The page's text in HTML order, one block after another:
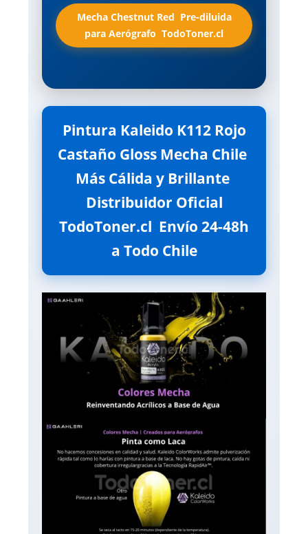
Mecha Chestnut Red  Pre-diluida
para Aerógrafo  TodoToner.cl
Pintura Kaleido K112 Rojo
Castaño Gloss Mecha Chile 
Más Cálida y Brillante 
Distribuidor Oficial
TodoToner.cl  Envío 24-48h
a Todo Chile